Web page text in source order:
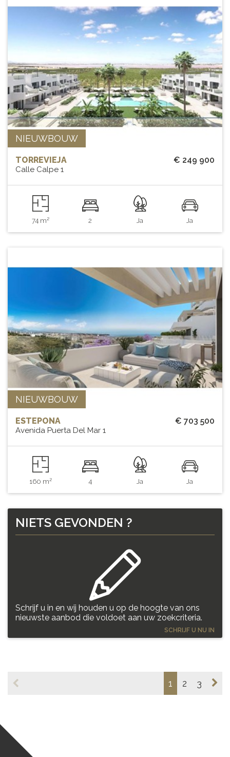
NIEUWBOUW
€ 249 900
TORREVIEJA
Calle Calpe 1
74 m² 2 Ja Ja
NIEUWBOUW
€ 703 500
ESTEPONA
Avenida Puerta Del Mar 1
160 m² 4 Ja Ja
NIETS GEVONDEN ?
Schrijf u in en wij houden u op de hoogte van ons
nieuwste aanbod die voldoet aan uw zoekcriteria.
SCHRIJF U NU IN
1 2 3